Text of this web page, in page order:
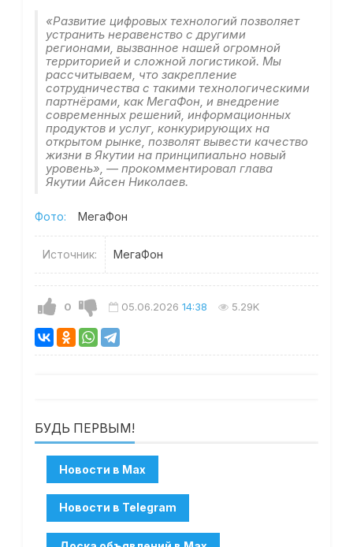
«Развитие цифровых технологий позволяет
устранить неравенство с другими
регионами, вызванное нашей огромной
территорией и сложной логистикой. Мы
рассчитываем, что закрепление
сотрудничества с такими технологическими
партнёрами, как МегаФон, и внедрение
современных решений, информационных
продуктов и услуг, конкурирующих на
открытом рынке, позволят вывести качество
жизни в Якутии на принципиально новый
уровень», — прокомментировал глава
Якутии Айсен Николаев.
Фото: МегаФон
Источник: МегаФон
0 05.06.2026 14:38 5.29K
БУДЬ ПЕРВЫМ!